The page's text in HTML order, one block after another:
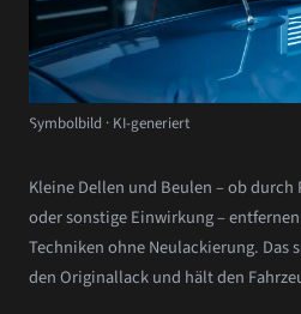
Symbolbild · KI-generiert
Kleine Dellen und Beulen – ob durch
oder sonstige Einwirkung –
Techniken ohne Neulackierung. Das
den Originallack und hält den